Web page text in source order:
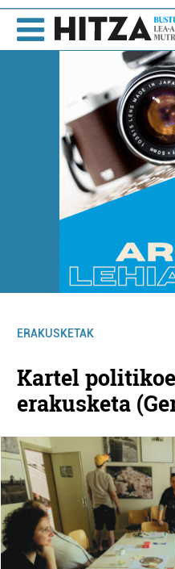
ERAKUSKETAK
Kartel
erakusketa